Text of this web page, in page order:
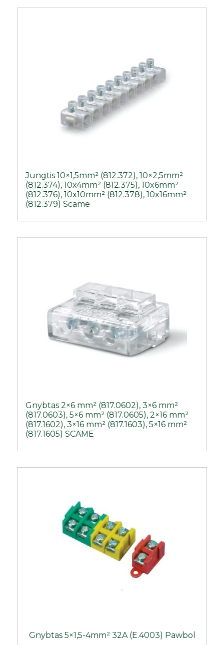
Jungtis 10×1,5mm² (812.372), 10×2,5mm²
(812.374), 10x4mm² (812.375), 10x6mm²
(812.376), 10x10mm² (812.378), 10x16mm²
(812.379) Scame
Gnybtas 2×6 mm² (817.0602), 3×6 mm²
(817.0603), 5×6 mm² (817.0605), 2×16 mm²
(817.1602), 3×16 mm² (817.1603), 5×16 mm²
(817.1605) SCAME
Gnybtas 5×1,5-4mm² 32A (E.4003) Pawbol